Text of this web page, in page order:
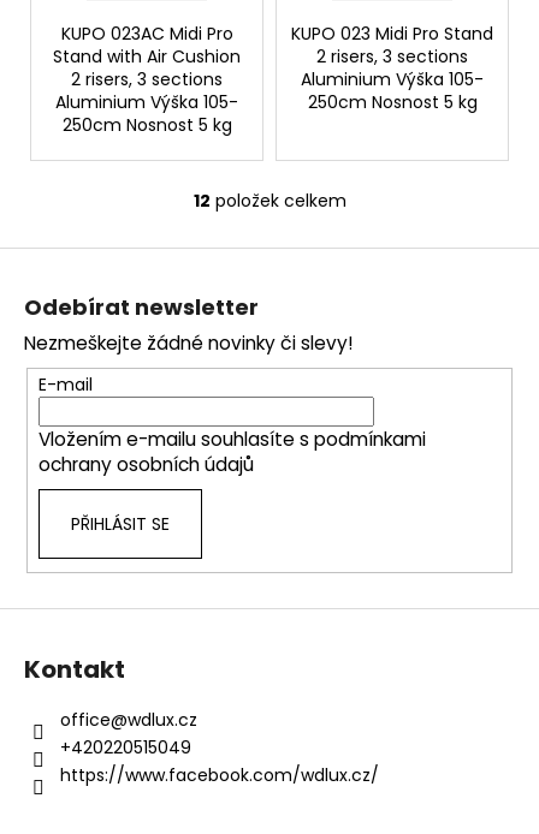
KUPO 023AC Midi Pro
Stand with Air Cushion
2 risers, 3 sections
Aluminium Výška 105-
250cm Nosnost 5 kg
KUPO 023 Midi Pro Stand
2 risers, 3 sections
Aluminium Výška 105-
250cm Nosnost 5 kg
O
a
c
í
p
r
ý
p
12 položek celkem
Z
Odebírat newsletter
Nezmeškejte žádné novinky či slevy!
E-mail
Vložením e-mailu souhlasíte s podmínkami
ochrany osobních údajů
PŘIHLÁSIT SE
Kontakt
office@wdlux.cz
+420220515049
https://www.facebook.com/wdlux.cz/